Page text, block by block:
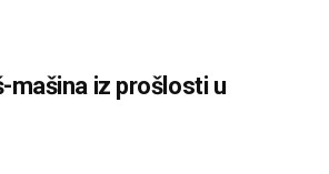
mašina iz prošlosti u